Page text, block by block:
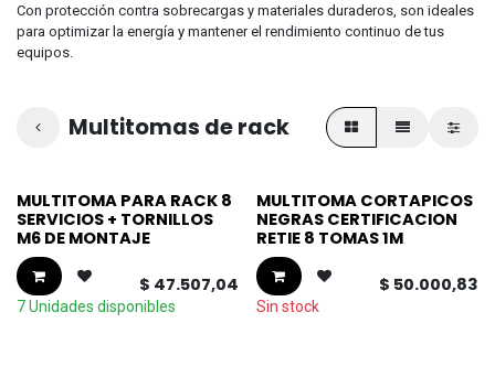
Con protección contra sobrecargas y materiales duraderos, son ideales
para optimizar la energía y mantener el rendimiento continuo de tus
equipos.
Multitomas de rack
MULTITOMA PARA RACK 8
SERVICIOS + TORNILLOS
M6 DE MONTAJE
$ 47.507,04
7 Unidades disponibles
MULTITOMA CORTAPICOS
NEGRAS CERTIFICACION
RETIE 8 TOMAS 1M
$ 50.000,83
Sin stock